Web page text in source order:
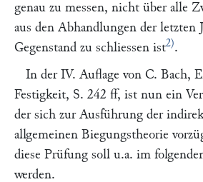
genau zu messen, nicht über alle
aus den Abhandlungen der letzten
Gegenstand zu schliessen ist2).
In der IV. Auflage von C. Bach,
Festigkeit, S. 242 ff, ist nun ein
der sich zur Ausführung der
allgemeinen Biegungstheorie
diese Prüfung soll u.a. im
werden.